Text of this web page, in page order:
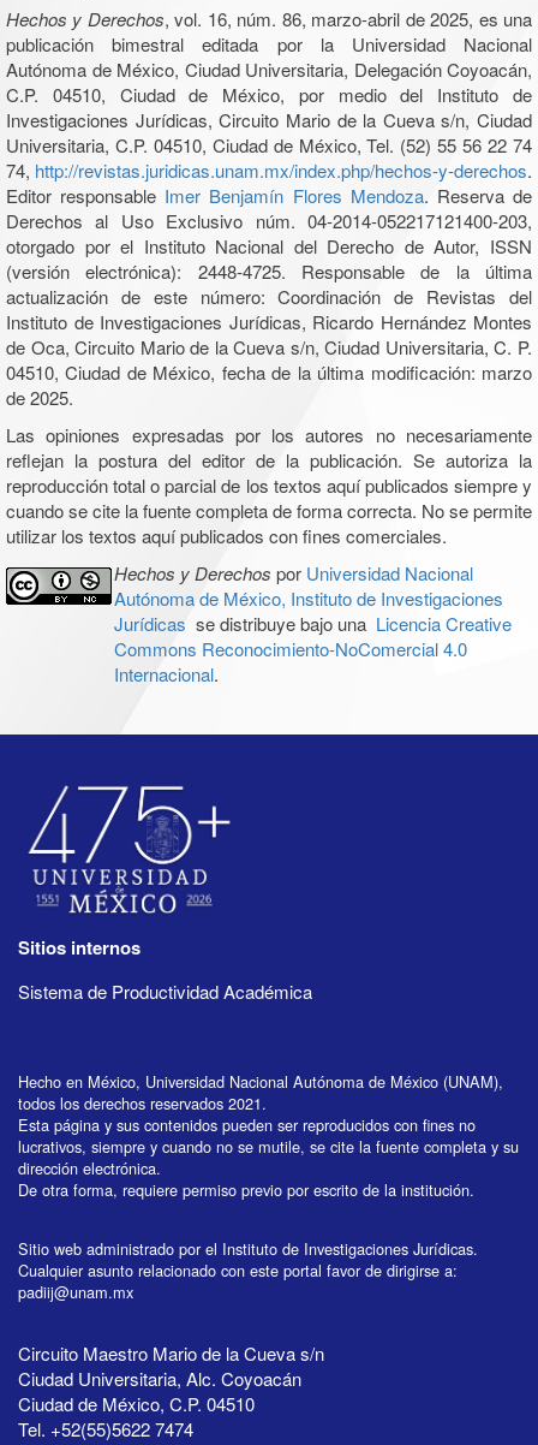
Hechos y Derechos, vol. 16, núm. 86, marzo-abril de 2025, es una
publicación bimestral editada por la Universidad Nacional
Autónoma de México, Ciudad Universitaria, Delegación Coyoacán,
C.P. 04510, Ciudad de México, por medio del Instituto de
Investigaciones Jurídicas, Circuito Mario de la Cueva s/n, Ciudad
Universitaria, C.P. 04510, Ciudad de México, Tel. (52) 55 56 22 74
74, http://revistas.juridicas.unam.mx/index.php/hechos-y-derechos.
Editor responsable Imer Benjamín Flores Mendoza. Reserva de
Derechos al Uso Exclusivo núm. 04-2014-052217121400-203,
otorgado por el Instituto Nacional del Derecho de Autor, ISSN
(versión electrónica): 2448-4725. Responsable de la última
actualización de este número: Coordinación de Revistas del
Instituto de Investigaciones Jurídicas, Ricardo Hernández Montes
de Oca, Circuito Mario de la Cueva s/n, Ciudad Universitaria, C. P.
04510, Ciudad de México, fecha de la última modificación: marzo
de 2025.
Las opiniones expresadas por los autores no necesariamente
reflejan la postura del editor de la publicación. Se autoriza la
reproducción total o parcial de los textos aquí publicados siempre y
cuando se cite la fuente completa de forma correcta. No se permite
utilizar los textos aquí publicados con fines comerciales.
Hechos y Derechos por Universidad Nacional
Autónoma de México, Instituto de Investigaciones
Jurídicas se distribuye bajo una Licencia Creative
Commons Reconocimiento-NoComercial 4.0
Internacional.
Sitios internos
Sistema de Productividad Académica
Hecho en México, Universidad Nacional Autónoma de México (UNAM),
todos los derechos reservados 2021.
Esta página y sus contenidos pueden ser reproducidos con fines no
lucrativos, siempre y cuando no se mutile, se cite la fuente completa y su
dirección electrónica.
De otra forma, requiere permiso previo por escrito de la institución.
Sitio web administrado por el Instituto de Investigaciones Jurídicas.
Cualquier asunto relacionado con este portal favor de dirigirse a:
padiij@unam.mx
Circuito Maestro Mario de la Cueva s/n
Ciudad Universitaria, Alc. Coyoacán
Ciudad de México, C.P. 04510
Tel. +52(55)5622 7474